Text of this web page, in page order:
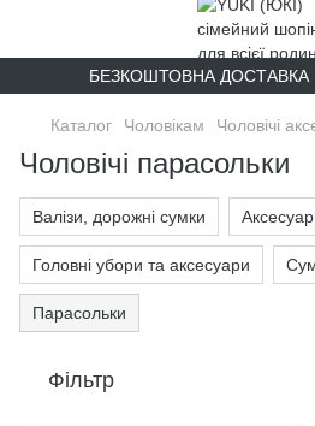
БЕЗКОШТОВНА ДОСТАВКА
Каталог Чоловікам Чоловічі
Чоловічі парасольки
Валізи, дорожні сумки
Головні убори та аксесуари
Парасольки
Фільтр